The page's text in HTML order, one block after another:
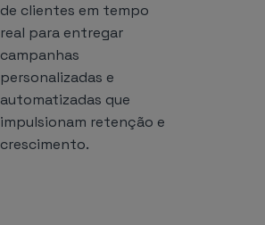
de clientes em tempo
real para entregar
campanhas
personalizadas e
automatizadas que
impulsionam retenção e
crescimento.